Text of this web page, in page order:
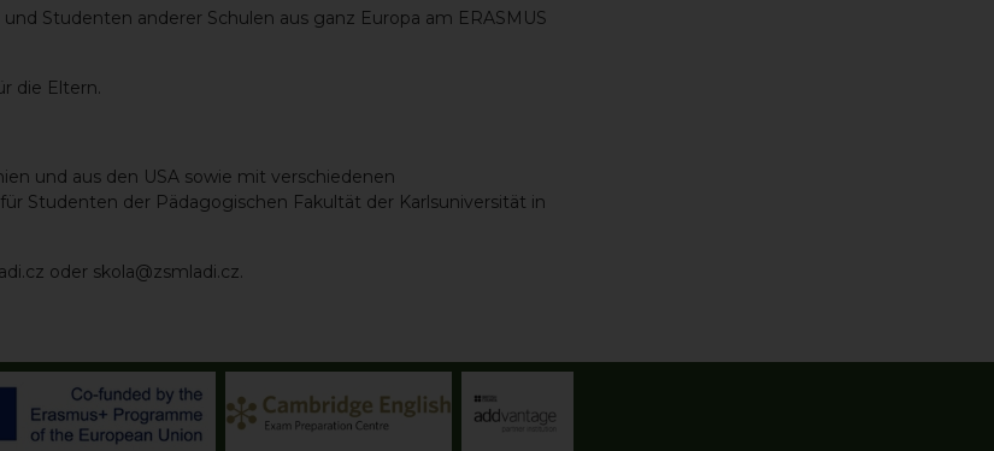
Studenten anderer Schulen aus ganz Europa am ERASMUS
die Eltern.
und aus den USA sowie mit verschiedenen
Studenten der Pädagogischen Fakultät der Karlsuniversität in
oder skola@zsmladi.cz.